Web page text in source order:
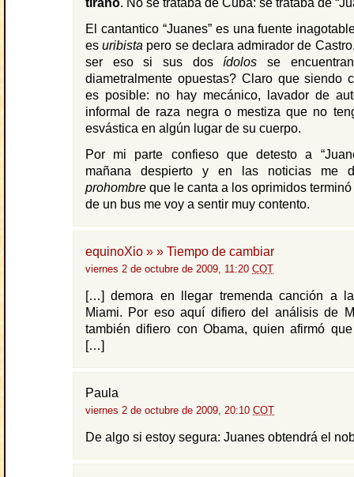
tirano. No se trataba de Cuba: se trataba de
El cantantico “Juanes” es una fuente
esuribista pero se declara admirador de
ser eso si sus dosídolos se
diametralmente opuestas? Claro que siendo
es posible: no hay mecánico, lavador de
informal de raza negra o mestiza que no
esvástica en algún lugar de su cuerpo.
Por mi parte confieso que detesto a
mañana despierto y en las noticias me
prohombre que le canta a los oprimidos
de un bus me voy a sentir muy contento.
equinoXio » » Tiempo de cambiar
viernes 2 de octubre de 2009, 11:20 COT
[…] demora en llegar tremenda canción a
Miami. Por eso aquí difiero del análisis de
también difiero con Obama, quien afirmó
[…]
Paula
viernes 2 de octubre de 2009, 20:10 COT
De algo si estoy segura: Juanes obtendrá el